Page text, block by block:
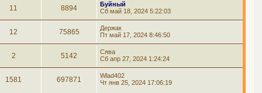
11 8894
Буйный
Сб май 18, 2024 5:22:03
12 75865
Держак
Пт май 17, 2024 8:46:50
2 5142
Сява
Сб апр 27, 2024 1:24:24
1581 697871
Wlad402
Чт янв 25, 2024 17:06:19